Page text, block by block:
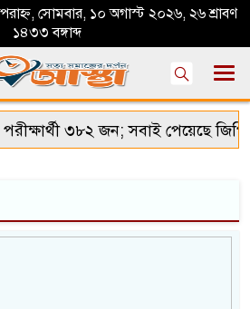
সোমবার, ১০ অগাস্ট ২০২৬, ২৬ শ্রাবণ
১৪৩৩ বঙ্গাব্দ
৩৮২ জন; সবাই পেয়েছে